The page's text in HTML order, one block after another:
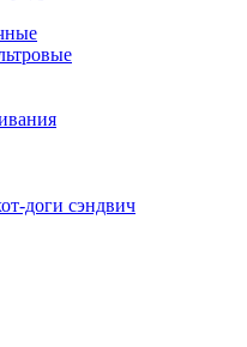
доги сэндвич